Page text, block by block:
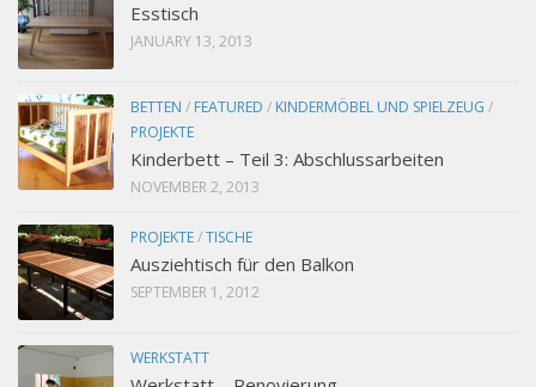
Esstisch
JANUARY 13, 2013
BETTEN / FEATURED / KINDERMÖBEL UND SPIELZEUG /
PROJEKTE
Kinderbett – Teil 3: Abschlussarbeiten
NOVEMBER 2, 2013
PROJEKTE/TISCHE
Ausziehtisch für den Balkon
SEPTEMBER 1, 2012
WERKSTATT